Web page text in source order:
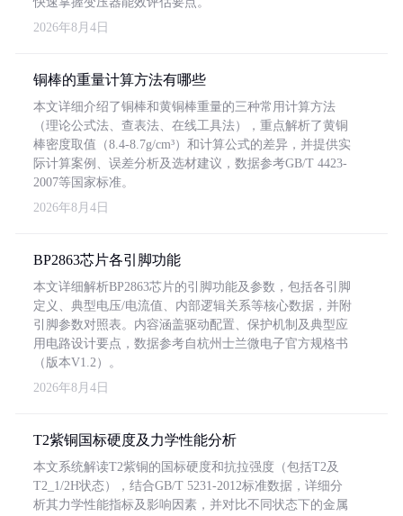
2026年8月4日
铜棒的重量计算方法有哪些
本文详细介绍了铜棒和黄铜棒重量的三种常用计算方法
（理论公式法、查表法、在线工具法），重点解析了黄铜
棒密度取值（8.4-8.7g/cm³）和计算公式的差异，并提供实
际计算案例、误差分析及选材建议，数据参考GB/T 4423-
2007等国家标准。
2026年8月4日
BP2863芯片各引脚功能
本文详细解析BP2863芯片的引脚功能及参数，包括各引脚
定义、典型电压/电流值、内部逻辑关系等核心数据，并附
引脚参数对照表。内容涵盖驱动配置、保护机制及典型应
用电路设计要点，数据参考自杭州士兰微电子官方规格书
（版本V1.2）。
2026年8月4日
T2紫铜国标硬度及力学性能分析
本文系统解读T2紫铜的国标硬度和抗拉强度（包括T2及
T2_1/2H状态），结合GB/T 5231-2012标准数据，详细分
析其力学性能指标及影响因素，并对比不同状态下的金属